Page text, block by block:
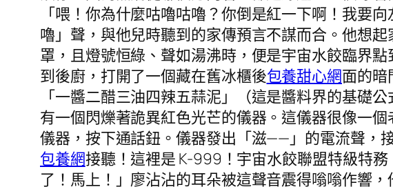
「喂！你為什麼咕嚕咕嚕？你倒是紅一下啊！我要
嚕」聲，與他兒時聽到的家傳預言不謀而合。他想
罩，且燈號恒綠、聲如湯沸時，便是宇宙水餃臨界
到後廚，打開了一個藏在舊冰櫃後包養甜心網面的暗
「一醬二醋三油四辣五蒜泥」（這是醬料界的基礎
有一個閃爍著詭異紅色光芒的儀器。這儀器很像一
儀器，按下通話鈕。儀器發出「滋——」的電流聲，
包養網接聽！這裡是 K-999！宇宙水餃聯盟特級特
了！馬上！」廖沾沾的耳朵被這聲音震得嗡嗡作響